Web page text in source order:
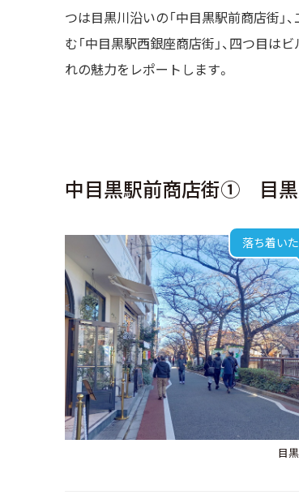
つは目黒川沿いの「中目黒駅前商店街」
む「中目黒駅西銀座商店街」、四つ目は
れの魅力をレポートします。
中目黒駅前商店街① 目黒
目
落ち着い